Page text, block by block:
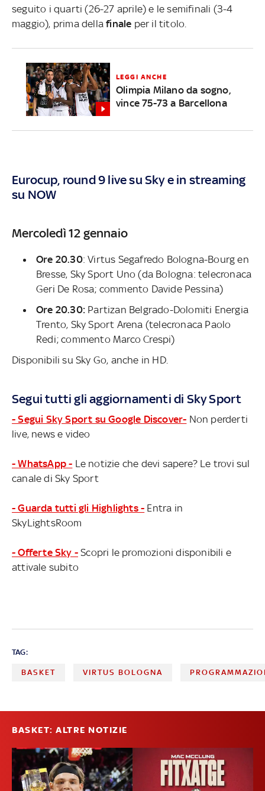
seguito i quarti (26-27 aprile) e le semifinali (3-4
maggio), prima dellafinale per il titolo.
LEGGI ANCHE
Olimpia Milano da sogno,
vince 75-73 a Barcellona
Eurocup, round 9 live su Sky e in streaming
su NOW
Mercoledì 12 gennaio
Ore 20.30: Virtus Segafredo Bologna-Bourg en
Bresse, Sky Sport Uno (da Bologna: telecronaca
Geri De Rosa; commento Davide Pessina)
Ore 20.30: Partizan Belgrado-Dolomiti Energia
Trento, Sky Sport Arena (telecronaca Paolo
Redi; commento Marco Crespi)
Disponibili su Sky Go, anche in HD.
Segui tutti gli aggiornamenti di Sky Sport
- Segui Sky Sport su Google Discover- Non perderti
live, news e video
- WhatsApp - Le notizie che devi sapere? Le trovi sul
canale di Sky Sport
- Guarda tutti gli Highlights - Entra in
SkyLightsRoom
- Offerte Sky - Scopri le promozioni disponibili e
attivale subito
TAG:
BASKET VIRTUS BOLOGNA
BASKET: ALTRE NOTIZIE